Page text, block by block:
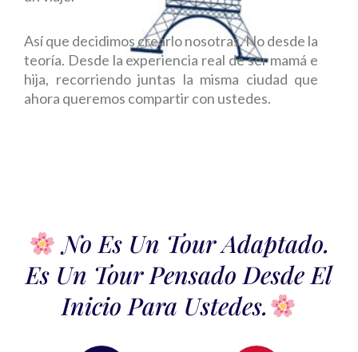
Así que decidimos crearlo nosotras. No desde la
teoría. Desde la experiencia real de ser mamá e
hija, recorriendo juntas la misma ciudad que
ahora queremos compartir con ustedes.
No Es Un Tour Adaptado.
Es Un Tour Pensado Desde El
Inicio Para Ustedes.